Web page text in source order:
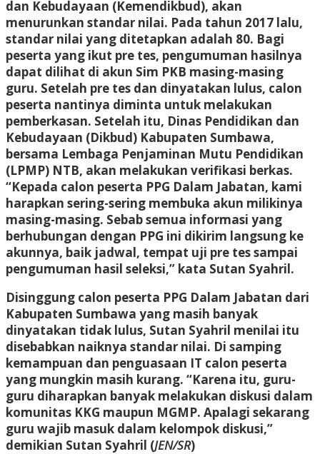
dan Kebudayaan (Kemendikbud), akan
menurunkan standar nilai. Pada tahun 2017 lalu,
standar nilai yang ditetapkan adalah 80. Bagi
peserta yang ikut pre tes, pengumuman hasilnya
dapat dilihat di akun Sim PKB masing-masing
guru. Setelah pre tes dan dinyatakan lulus, calon
peserta nantinya diminta untuk melakukan
pemberkasan. Setelah itu, Dinas Pendidikan dan
Kebudayaan (Dikbud) Kabupaten Sumbawa,
bersama Lembaga Penjaminan Mutu Pendidikan
(LPMP) NTB, akan melakukan verifikasi berkas.
“Kepada calon peserta PPG Dalam Jabatan, kami
harapkan sering-sering membuka akun milikinya
masing-masing. Sebab semua informasi yang
berhubungan dengan PPG ini dikirim langsung ke
akunnya, baik jadwal, tempat uji pre tes sampai
pengumuman hasil seleksi,” kata Sutan Syahril.
Disinggung calon peserta PPG Dalam Jabatan dari
Kabupaten Sumbawa yang masih banyak
dinyatakan tidak lulus, Sutan Syahril menilai itu
disebabkan naiknya standar nilai. Di samping
kemampuan dan penguasaan IT calon peserta
yang mungkin masih kurang. “Karena itu, guru-
guru diharapkan banyak melakukan diskusi dalam
komunitas KKG maupun MGMP. Apalagi sekarang
guru wajib masuk dalam kelompok diskusi,”
demikian Sutan Syahril (JEN/SR)